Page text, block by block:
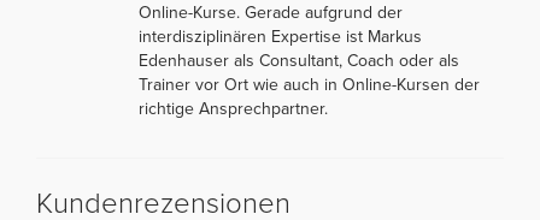
Online-Kurse. Gerade aufgrund der
interdisziplinären Expertise ist Markus
Edenhauser als Consultant, Coach oder als
Trainer vor Ort wie auch in Online-Kursen der
richtige Ansprechpartner.
Kundenrezensionen